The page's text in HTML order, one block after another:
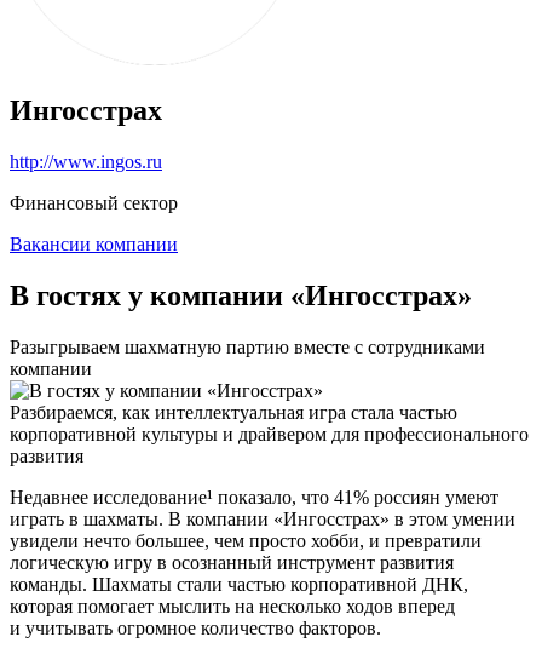
Ингосстрах
http://www.ingos.ru
Финансовый сектор
Вакансии компании
В гостях у компании «Ингосстрах»
Разыгрываем шахматную партию вместе с сотрудниками
компании
Разбираемся, как интеллектуальная игра стала частью
корпоративной культуры и драйвером для профессионального
развития
Недавнее исследование¹ показало, что 41% россиян умеют
играть в шахматы. В компании «Ингосстрах» в этом умении
увидели нечто большее, чем просто хобби, и превратили
логическую игру в осознанный инструмент развития
команды. Шахматы стали частью корпоративной ДНК,
которая помогает мыслить на несколько ходов вперед
и учитывать огромное количество факторов.